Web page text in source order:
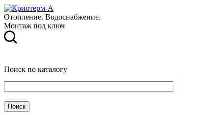
Отопление. Водоснабжение.
Монтаж под ключ
Поиск по каталогу